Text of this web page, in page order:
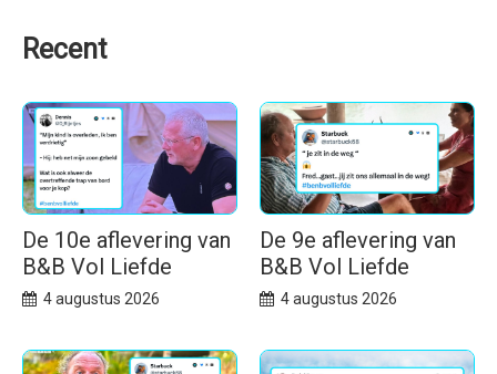
Recent
De 10e aflevering van
B&B Vol Liefde
4 augustus 2026
De 9e aflevering van
B&B Vol Liefde
4 augustus 2026